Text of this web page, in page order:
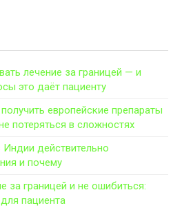
лечение за границей — и
это даёт пациенту
европейские препараты
потеряться в сложностях
действительно
и почему
за границей и не ошибиться:
пациента